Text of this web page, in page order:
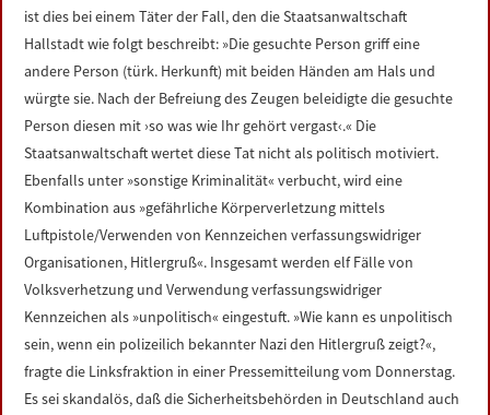
ist dies bei einem Täter der Fall, den die Staatsanwaltschaft
Hallstadt wie folgt beschreibt: »Die gesuchte Person griff eine
andere Person (türk. Herkunft) mit beiden Händen am Hals und
würgte sie. Nach der Befreiung des Zeugen beleidigte die gesuchte
Person diesen mit ›so was wie Ihr gehört vergast‹.« Die
Staatsanwaltschaft wertet diese Tat nicht als politisch motiviert.
Ebenfalls unter »sonstige Kriminalität« verbucht, wird eine
Kombination aus »gefährliche Körperverletzung mittels
Luftpistole/Verwenden von Kennzeichen verfassungswidriger
Organisationen, Hitlergruß«. Insgesamt werden elf Fälle von
Volksverhetzung und Verwendung verfassungswidriger
Kennzeichen als »unpolitisch« eingestuft. »Wie kann es unpolitisch
sein, wenn ein polizeilich bekannter Nazi den Hitlergruß zeigt?«,
fragte die Linksfraktion in einer Pressemitteilung vom Donnerstag.
Es sei skandalös, daß die Sicherheitsbehörden in Deutschland auch